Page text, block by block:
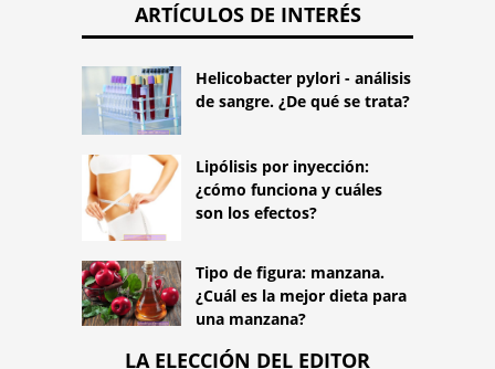
ARTÍCULOS DE INTERÉS
Helicobacter pylori - análisis
de sangre. ¿De qué se trata?
Lipólisis por inyección:
¿cómo funciona y cuáles
son los efectos?
Tipo de figura: manzana.
¿Cuál es la mejor dieta para
una manzana?
LA ELECCIÓN DEL EDITOR